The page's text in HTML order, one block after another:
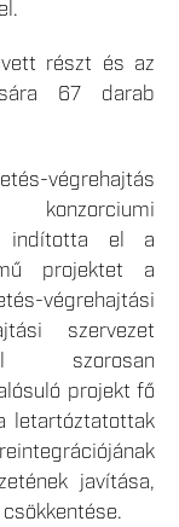
részt és az
67 darab
végrehajtás
indította el a
projektet a
végrehajtási
szervezet
szorosan
projekt fő
letartóztatottak
javítása,